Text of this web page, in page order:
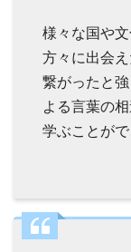
様々な国や
方々に出会
繋がったと
よる言葉の
学ぶことがで